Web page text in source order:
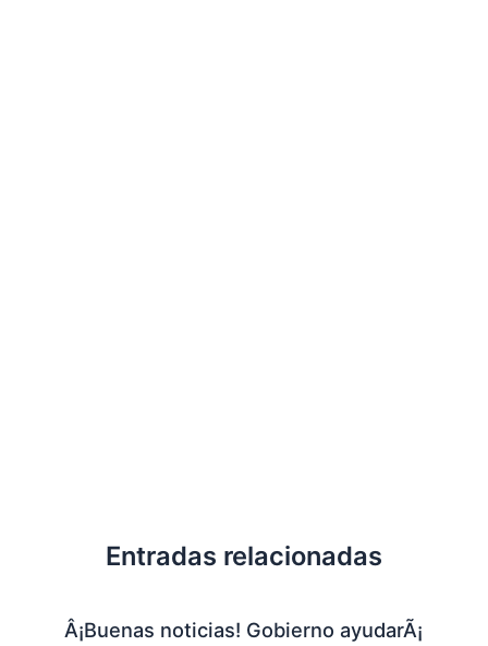
Entradas relacionadas
Â¡Buenas noticias! Gobierno ayudarÃ¡